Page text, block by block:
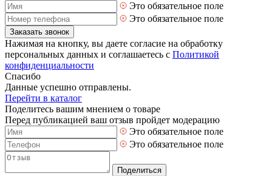
Это обязательное поле
Это обязательное поле
Заказать звонок
Нажимая на кнопку, вы даете согласие на обработку
персональных данных и соглашаетесь с Политикой
конфиденциальности
Спасибо
Данные успешно отправлены.
Перейти в каталог
Поделитесь вашим мнением о товаре
Перед публикацией ваш отзыв пройдет модерацию
Это обязательное поле
Это обязательное поле
Поделиться